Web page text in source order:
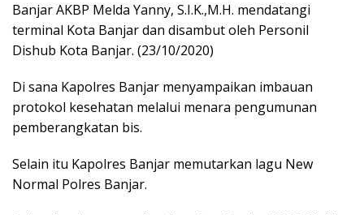
Banjar AKBP Melda Yanny, S.I.K.,M.H. mendatangi
terminal Kota Banjar dan disambut oleh Personil
Dishub Kota Banjar. (23/10/2020)
Di sana Kapolres Banjar menyampaikan imbauan
protokol kesehatan melalui menara pengumunan
pemberangkatan bis.
Selain itu Kapolres Banjar memutarkan lagu New
Normal Polres Banjar.